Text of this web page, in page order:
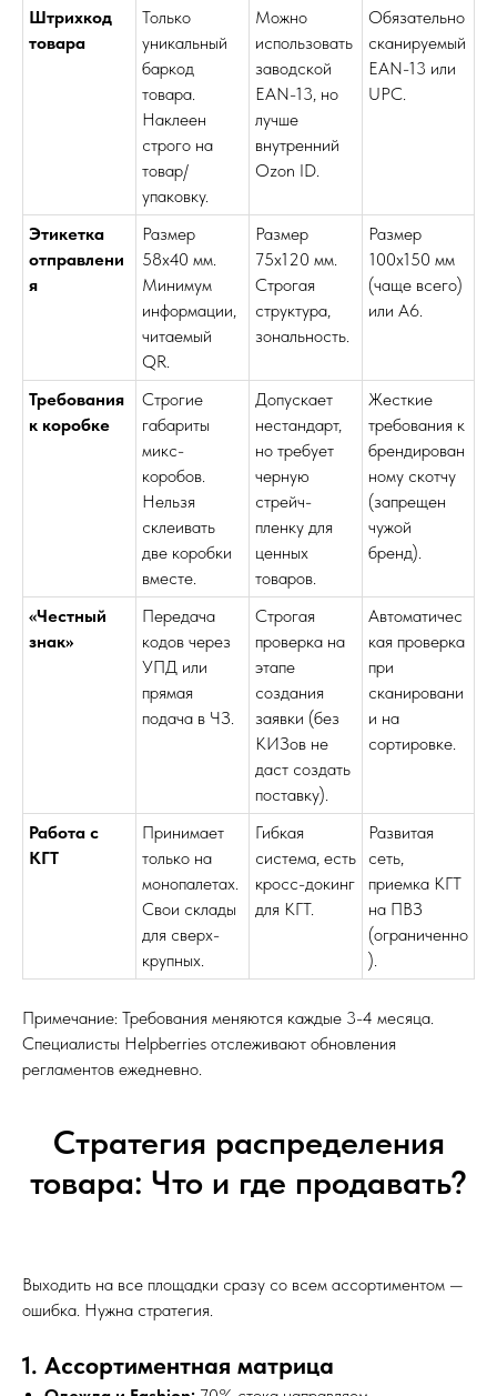
Штрихкод
товара
Только
уникальный
баркод
товара.
Наклеен
строго на
товар/
упаковку.
Можно
использовать
заводской
EAN-13, но
лучше
внутренний
Ozon ID.
Обязательно
сканируемый
EAN-13 или
UPC.
Этикетка
отправлени
я
Размер
58х40 мм.
Минимум
информации,
читаемый
QR.
Размер
75х120 мм.
Строгая
структура,
зональность.
Размер
100х150 мм
(чаще всего)
или А6.
Требования
к коробке
Строгие
габариты
микс-
коробов.
Нельзя
склеивать
две коробки
вместе.
Допускает
нестандарт,
но требует
черную
стрейч-
пленку для
ценных
товаров.
Жесткие
требования к
брендирован
ному скотчу
(запрещен
чужой
бренд).
«Честный
знак»
Передача
кодов через
УПД или
прямая
подача в ЧЗ.
Строгая
проверка на
этапе
создания
заявки (без
КИЗов не
даст создать
поставку).
Автоматичес
кая проверка
при
сканировани
и на
сортировке.
Работа с
КГТ
Принимает
только на
монопалетах.
Свои склады
для сверх-
крупных.
Гибкая
система, есть
кросс-докинг
для КГТ.
Развитая
сеть,
приемка КГТ
на ПВЗ
(ограниченно
).
Примечание: Требования меняются каждые 3-4 месяца.
Специалисты Helpberries отслеживают обновления
регламентов ежедневно.
Стратегия распределения
товара: Что и где продавать?
Выходить на все площадки сразу со всем ассортиментом —
ошибка. Нужна стратегия.
1. Ассортиментная матрица